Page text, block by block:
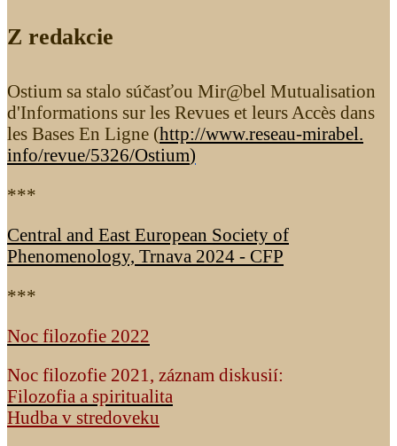
Z redakcie
Ostium sa stalo súčasťou Mir@bel Mutualisation
d'Informations sur les Revues et leurs Accès dans
les Bases En Ligne (http://www.reseau-mirabel.
info/revue/5326/Ostium)
***
Central and East European Society of
Phenomenology, Trnava 2024 - CFP
***
Noc filozofie 2022
Noc filozofie 2021, záznam diskusií:
Filozofia a spiritualita
Hudba v stredoveku